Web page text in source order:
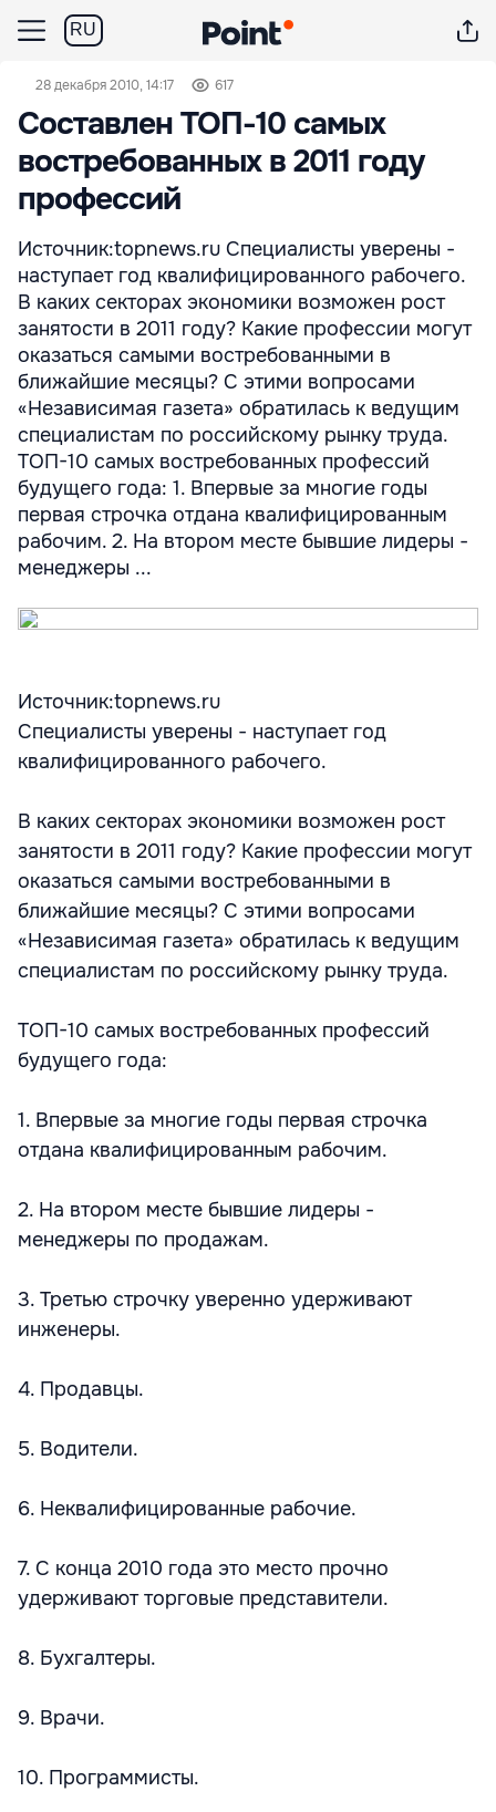
RU
28 декабря 2010, 14:17 617
Составлен ТОП-10 самых
востребованных в 2011 году
профессий
Источник:topnews.ru Специалисты уверены -
наступает год квалифицированного рабочего.
В каких секторах экономики возможен рост
занятости в 2011 году? Какие профессии могут
оказаться самыми востребованными в
ближайшие месяцы? С этими вопросами
«Независимая газета» обратилась к ведущим
специалистам по российскому рынку труда.
ТОП-10 самых востребованных профессий
будущего года: 1. Впервые за многие годы
первая строчка отдана квалифицированным
рабочим. 2. На втором месте бывшие лидеры -
менеджеры ...
Источник:topnews.ru
Специалисты уверены - наступает год
квалифицированного рабочего.
В каких секторах экономики возможен рост
занятости в 2011 году? Какие профессии могут
оказаться самыми востребованными в
ближайшие месяцы? С этими вопросами
«Независимая газета» обратилась к ведущим
специалистам по российскому рынку труда.
ТОП-10 самых востребованных профессий
будущего года:
1. Впервые за многие годы первая строчка
отдана квалифицированным рабочим.
2. На втором месте бывшие лидеры -
менеджеры по продажам.
3. Третью строчку уверенно удерживают
инженеры.
4. Продавцы.
5. Водители.
6. Неквалифицированные рабочие.
7. С конца 2010 года это место прочно
удерживают торговые представители.
8. Бухгалтеры.
9. Врачи.
10. Программисты.